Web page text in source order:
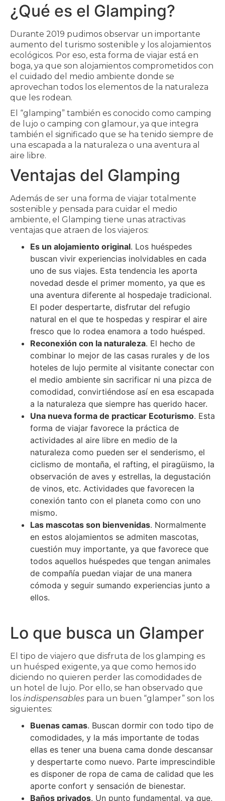
¿Qué es el Glamping?
Durante 2019 pudimos observar un importante
aumento del turismo sostenible y los alojamientos
ecológicos. Por eso, esta forma de viajar está en
boga, ya que son alojamientos comprometidos con
el cuidado del medio ambiente donde se
aprovechan todos los elementos de la naturaleza
que les rodean.
El “glamping” también es conocido como camping
de lujo o camping con glamour, ya que integra
también el significado que se ha tenido siempre de
una escapada a la naturaleza o una aventura al
aire libre.
Ventajas del Glamping
Además de ser una forma de viajar totalmente
sostenible y pensada para cuidar el medio
ambiente, el Glamping tiene unas atractivas
ventajas que atraen de los viajeros:
Es un alojamiento original. Los huéspedes
buscan vivir experiencias inolvidables en cada
uno de sus viajes. Esta tendencia les aporta
novedad desde el primer momento, ya que es
una aventura diferente al hospedaje tradicional.
El poder despertarte, disfrutar del refugio
natural en el que te hospedas y respirar el aire
fresco que lo rodea enamora a todo huésped.
Reconexión con la naturaleza. El hecho de
combinar lo mejor de las casas rurales y de los
hoteles de lujo permite al visitante conectar con
el medio ambiente sin sacrificar ni una pizca de
comodidad, convirtiéndose así en esa escapada
a la naturaleza que siempre has querido hacer.
Una nueva forma de practicar Ecoturismo. Esta
forma de viajar favorece la práctica de
actividades al aire libre en medio de la
naturaleza como pueden ser el senderismo, el
ciclismo de montaña, el rafting, el piragüismo, la
observación de aves y estrellas, la degustación
de vinos, etc. Actividades que favorecen la
conexión tanto con el planeta como con uno
mismo.
Las mascotas son bienvenidas. Normalmente
en estos alojamientos se admiten mascotas,
cuestión muy importante, ya que favorece que
todos aquellos huéspedes que tengan animales
de compañía puedan viajar de una manera
cómoda y seguir sumando experiencias junto a
ellos.
Lo que busca un Glamper
El tipo de viajero que disfruta de los glamping es
un huésped exigente, ya que como hemos ido
diciendo no quieren perder las comodidades de
un hotel de lujo. Por ello, se han observado que
los indispensables para un buen “glamper” son los
siguientes:
Buenas camas. Buscan dormir con todo tipo de
comodidades, y la más importante de todas
ellas es tener una buena cama donde descansar
y despertarte como nuevo. Parte imprescindible
es disponer de ropa de cama de calidad que les
aporte confort y sensación de bienestar.
Baños privados. Un punto fundamental, ya que,